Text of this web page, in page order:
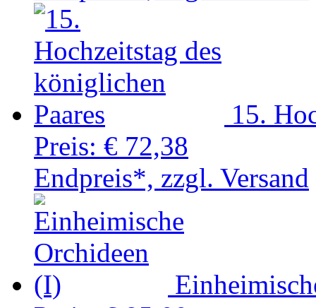
15.
Preis: € 72,38
Endpreis*, zzgl. Versand